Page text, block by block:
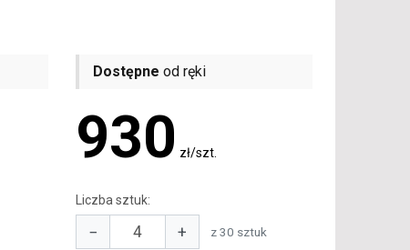
Dostępne od ręki
930 zł/szt.
Liczba sztuk:
− + z 30 sztuk